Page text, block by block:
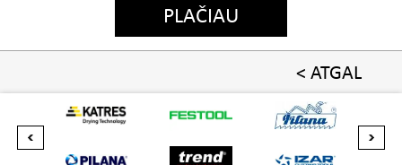
PLAČIAU
< ATGAL